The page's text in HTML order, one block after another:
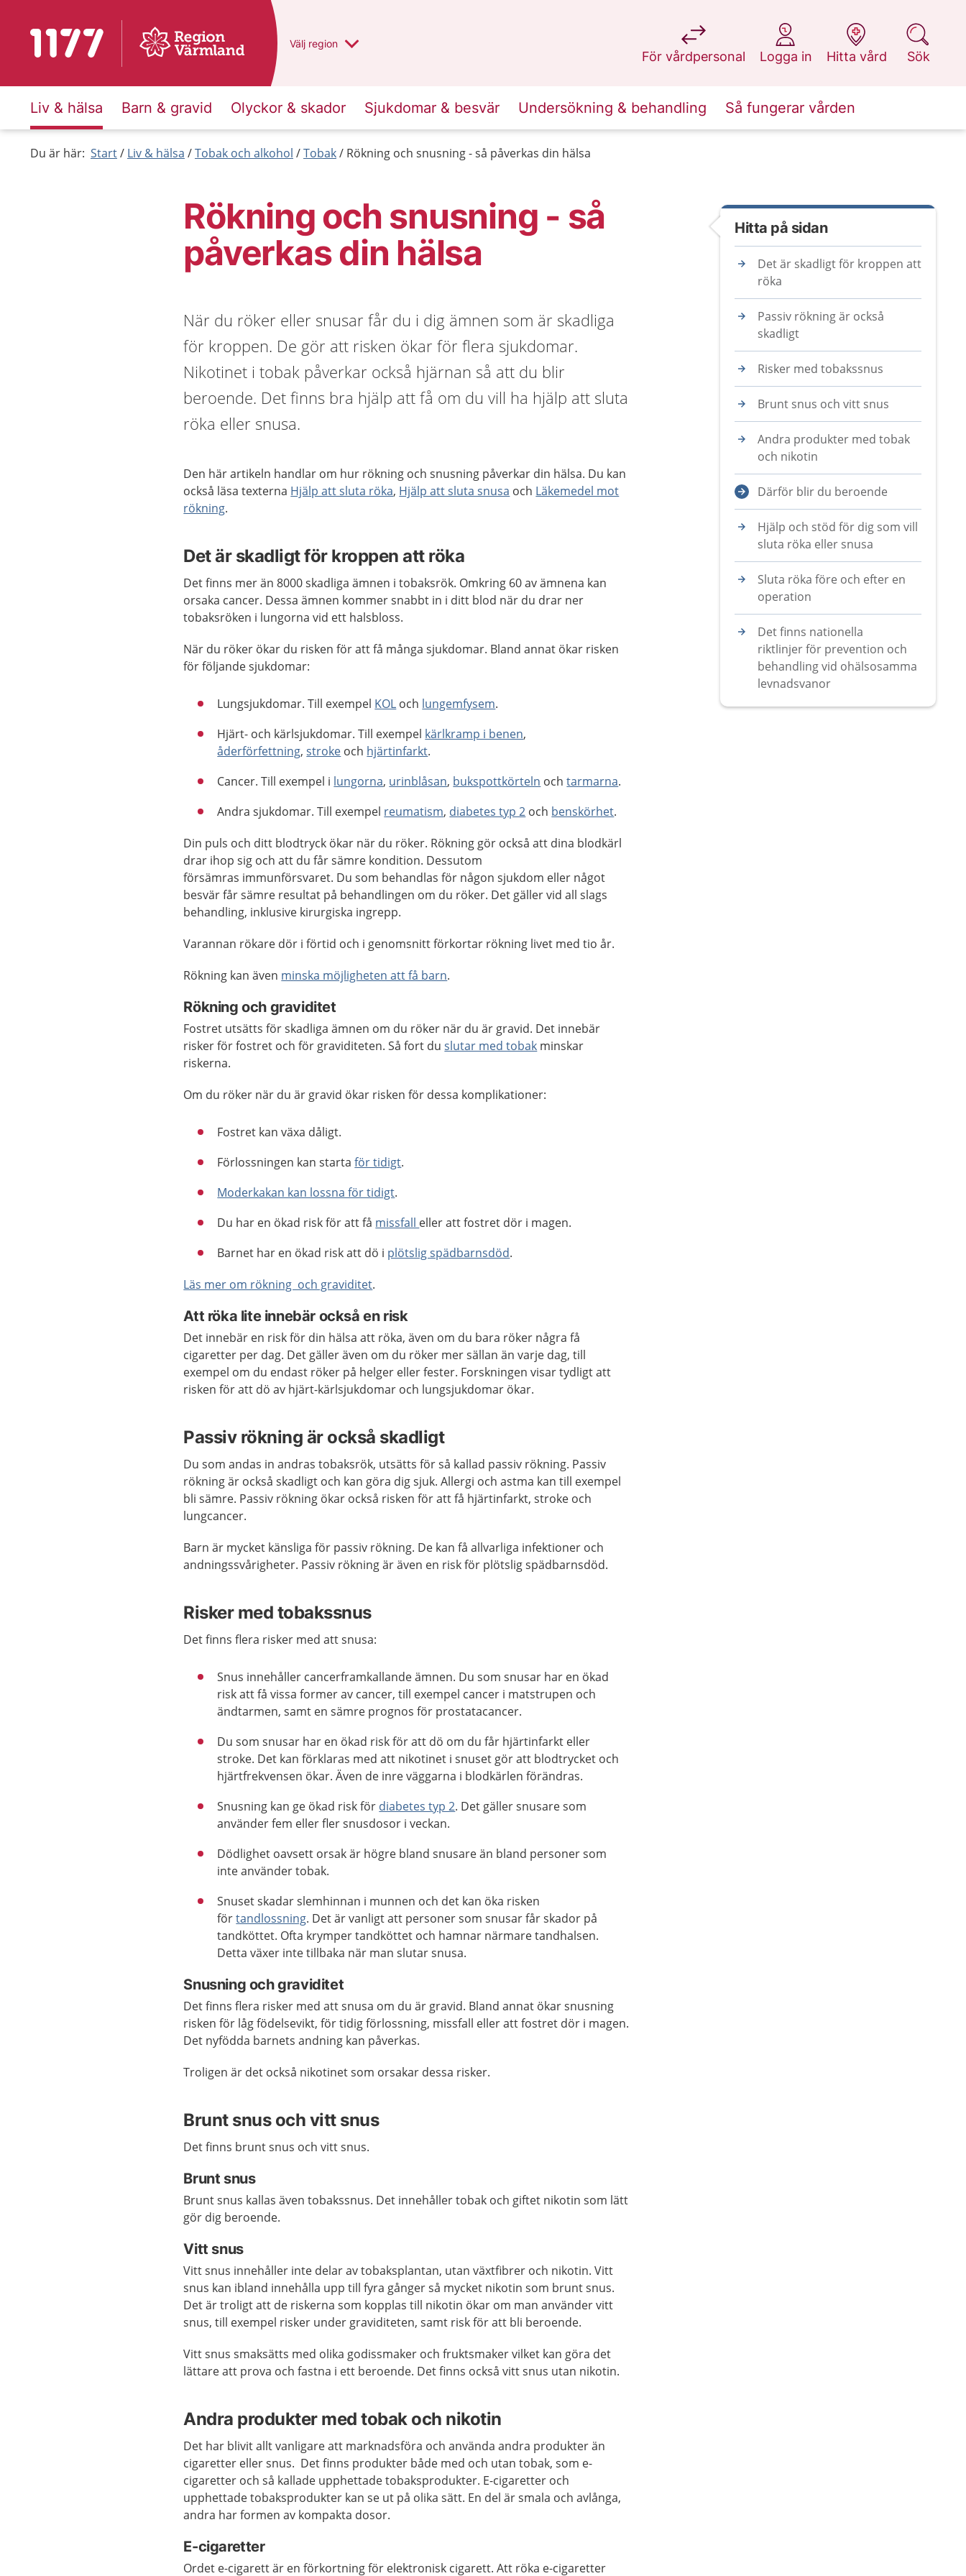
Till startsidan för 1177 Du har valt region
Välj en annan
region
För vårdpersonal
på 1177.se
Logga in
på 1177.se
Hitta vård
på 1177.se
Sök
på 1177.se
Liv & hälsa Barn & gravid Olyckor & skador Sjukdomar & besvär Undersökning & behandling Så fungerar vården
Du är här: Start Liv & hälsa Tobak och alkohol Tobak Rökning och snusning - så påverkas din hälsa
Rökning och snusning - så
påverkas din hälsa
När du röker eller snusar får du i dig ämnen som är skadliga
för kroppen. De gör att risken ökar för flera sjukdomar.
Nikotinet i tobak påverkar också hjärnan så att du blir
beroende. Det finns bra hjälp att få om du vill ha hjälp att sluta
röka eller snusa.
Den här artikeln handlar om hur rökning och snusning påverkar din hälsa. Du kan
också läsa texterna Hjälp att sluta röka, Hjälp att sluta snusa och Läkemedel mot
rökning.
Det är skadligt för kroppen att röka
Det finns mer än 8000 skadliga ämnen i tobaksrök. Omkring 60 av ämnena kan
orsaka cancer. Dessa ämnen kommer snabbt in i ditt blod när du drar ner
tobaksröken i lungorna vid ett halsbloss.
När du röker ökar du risken för att få många sjukdomar. Bland annat ökar risken
för följande sjukdomar:
Lungsjukdomar. Till exempel KOL och lungemfysem.
Hjärt- och kärlsjukdomar. Till exempel kärlkramp i benen,
åderförfettning,stroke och hjärtinfarkt.
Cancer. Till exempel i lungorna, urinblåsan, bukspottkörteln ochtarmarna.
Andra sjukdomar. Till exempel reumatism, diabetes typ 2 och benskörhet.
Din puls och ditt blodtryck ökar när du röker. Rökning gör också att dina blodkärl
drar ihop sig och att du får sämre kondition. Dessutom
försämras immunförsvaret. Du som behandlas för någon sjukdom eller något
besvär får sämre resultat på behandlingen om du röker. Det gäller vid all slags
behandling, inklusive kirurgiska ingrepp.
Varannan rökare dör i förtid och i genomsnitt förkortar rökning livet med tio år.
Rökning kan även minska möjligheten att få barn.
Rökning och graviditet
Fostret utsätts för skadliga ämnen om du röker när du är gravid. Det innebär
risker för fostret och för graviditeten. Så fort duslutar med tobak minskar
riskerna.
Om du röker när du är gravid ökar risken för dessa komplikationer:
Fostret kan växa dåligt.
Förlossningen kan startaför tidigt.
Moderkakan kan lossna för tidigt.
Du har en ökad risk för att få missfall eller att fostret dör i magen.
Barnet har en ökad risk att dö i plötslig spädbarnsdöd.
Läs mer om rökning och graviditet.
Att röka lite innebär också en risk
Det innebär en risk för din hälsa att röka, även om du bara röker några få
cigaretter per dag. Det gäller även om du röker mer sällan än varje dag, till
exempel om du endast röker på helger eller fester. Forskningen visar tydligt att
risken för att dö av hjärt-kärlsjukdomar och lungsjukdomar ökar.
Passiv rökning är också skadligt
Du som andas in andras tobaksrök, utsätts för så kallad passiv rökning. Passiv
rökning är också skadligt och kan göra dig sjuk. Allergi och astma kan till exempel
bli sämre. Passiv rökning ökar också risken för att få hjärtinfarkt, stroke och
lungcancer.
Barn är mycket känsliga för passiv rökning. De kan få allvarliga infektioner och
andningssvårigheter. Passiv rökning är även en risk för plötslig spädbarnsdöd.
Risker med tobakssnus
Det finns flera risker med att snusa:
Snus innehåller cancerframkallande ämnen. Du som snusar har en ökad
risk att få vissa former av cancer, till exempel cancer i matstrupen och
ändtarmen, samt en sämre prognos för prostatacancer.
Du som snusar har en ökad risk för att dö om du får hjärtinfarkt eller
stroke. Det kan förklaras med att nikotinet i snuset gör att blodtrycket och
hjärtfrekvensen ökar. Även de inre väggarna i blodkärlen förändras.
Snusning kan ge ökad risk för diabetes typ 2. Det gäller snusare som
använder fem eller fler snusdosor i veckan.
Dödlighet oavsett orsak är högre bland snusare än bland personer som
inte använder tobak.
Snuset skadar slemhinnan i munnen och det kan öka risken
förtandlossning. Det är vanligt att personer som snusar får skador på
tandköttet. Ofta krymper tandköttet och hamnar närmare tandhalsen.
Detta växer inte tillbaka när man slutar snusa.
Snusning och graviditet
Det finns flera risker med att snusa om du är gravid. Bland annat ökar snusning
risken för låg födelsevikt, för tidig förlossning, missfall eller att fostret dör i magen.
Det nyfödda barnets andning kan påverkas.
Troligen är det också nikotinet som orsakar dessa risker.
Brunt snus och vitt snus
Det finns brunt snus och vitt snus.
Brunt snus
Brunt snus kallas även tobakssnus. Det innehåller tobak och giftet nikotin som lätt
gör dig beroende.
Vitt snus
Vitt snus innehåller inte delar av tobaksplantan, utan växtfibrer och nikotin. Vitt
snus kan ibland innehålla upp till fyra gånger så mycket nikotin som brunt snus.
Det är troligt att de riskerna som kopplas till nikotin ökar om man använder vitt
snus, till exempel risker under graviditeten, samt risk för att bli beroende.
Vitt snus smaksätts med olika godissmaker och fruktsmaker vilket kan göra det
lättare att prova och fastna i ett beroende. Det finns också vitt snus utan nikotin.
Andra produkter med tobak och nikotin
Det har blivit allt vanligare att marknadsföra och använda andra produkter än
cigaretter eller snus. Det finns produkter både med och utan tobak, som e-
cigaretter och så kallade upphettade tobaksprodukter. E-cigaretter och
upphettade tobaksprodukter kan se ut på olika sätt. En del är smala och avlånga,
andra har formen av kompakta dosor.
E-cigaretter
Ordet e-cigarett är en förkortning för elektronisk cigarett. Att röka e-cigaretter
Hitta på sidan
Det är skadligt för kroppen att
röka
Passiv rökning är också
skadligt
Risker med tobakssnus
Brunt snus och vitt snus
Andra produkter med tobak
och nikotin
Därför blir du beroende
Hjälp och stöd för dig som vill
sluta röka eller snusa
Sluta röka före och efter en
operation
Det finns nationella
riktlinjer för prevention och
behandling vid ohälsosamma
levnadsvanor